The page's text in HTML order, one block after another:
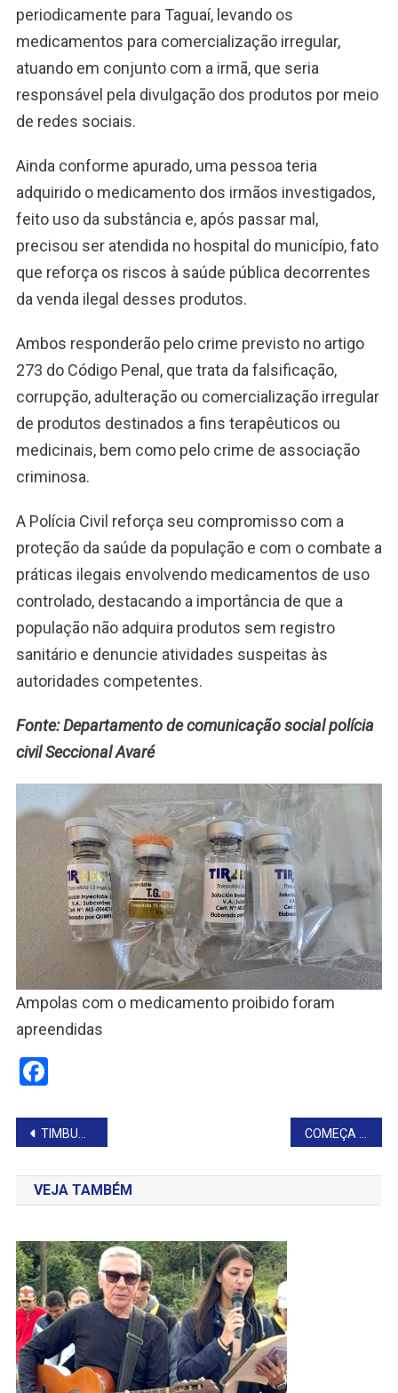
periodicamente para Taguaí, levando os
medicamentos para comercialização irregular,
atuando em conjunto com a irmã, que seria
responsável pela divulgação dos produtos por meio
de redes sociais.
Ainda conforme apurado, uma pessoa teria
adquirido o medicamento dos irmãos investigados,
feito uso da substância e, após passar mal,
precisou ser atendida no hospital do município, fato
que reforça os riscos à saúde pública decorrentes
da venda ilegal desses produtos.
Ambos responderão pelo crime previsto no artigo
273 do Código Penal, que trata da falsificação,
corrupção, adulteração ou comercialização irregular
de produtos destinados a fins terapêuticos ou
medicinais, bem como pelo crime de associação
criminosa.
A Polícia Civil reforça seu compromisso com a
proteção da saúde da população e com o combate a
práticas ilegais envolvendo medicamentos de uso
controlado, destacando a importância de que a
população não adquira produtos sem registro
sanitário e denuncie atividades suspeitas às
autoridades competentes.
Fonte: Departamento de comunicação social polícia
civil Seccional Avaré
Ampolas com o medicamento proibido foram
apreendidas
Facebook
Navegação
de
Post
TIMBURI SOLTA MAIS PEIXES NO RIO PARANAPANEMA COMEÇA EM TAGUAÍ O MUNICIPAL DE FUTSAL
VEJA TAMBÉM